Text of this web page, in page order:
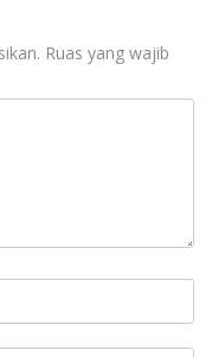
Ruas yang wajib